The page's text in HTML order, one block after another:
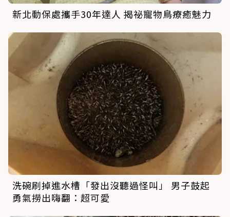
新北動保處攜手30年達人 揭祕寵物鳥療癒魅力
洗碗刷掉進水槽「發出沒聽過怪叫」 男子鼓起
勇氣撈出嗨翻：超可愛